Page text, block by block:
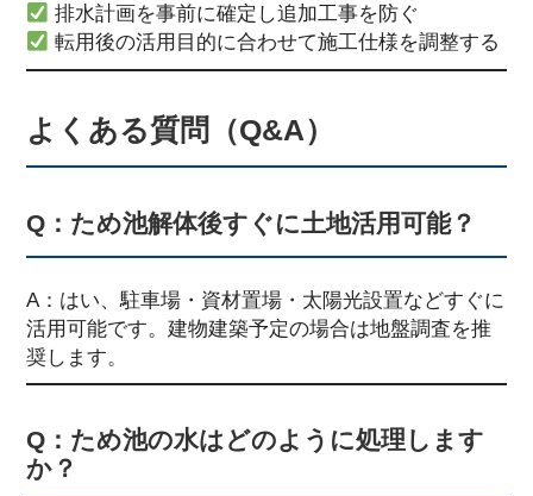
排水計画を事前に確定し追加工事を防ぐ
転用後の活用目的に合わせて施工仕様を調整する
よくある質問（Q&A）
Q：ため池解体後すぐに土地活用可能？
A：はい、駐車場・資材置場・太陽光設置などすぐに
活用可能です。建物建築予定の場合は地盤調査を推
奨します。
Q：ため池の水はどのように処理します
か？